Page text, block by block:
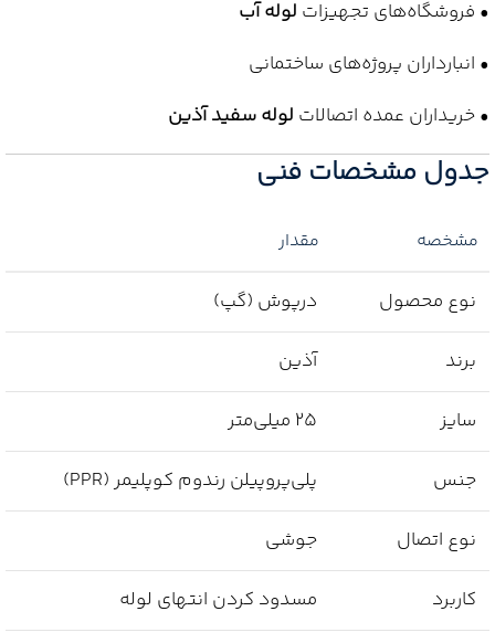
• فروشگاه‌های تجهیزات لوله آب
• انبارداران پروژه‌های ساختمانی
• خریداران عمده اتصالات لوله سفید آذین
جدول مشخصات فنی
مشخصه مقدار
نوع محصول درپوش (گپ)
برند آذین
سایز 25 میلی‌متر
جنس پلی‌پروپیلن رندوم کوپلیمر (PPR)
نوع اتصال جوشی
کاربرد مسدود کردن انتهای لوله